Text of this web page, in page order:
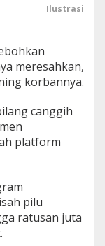
Ilustrasi
meresahkan,
korbannya.
canggih
platform
pilu
ratusan juta